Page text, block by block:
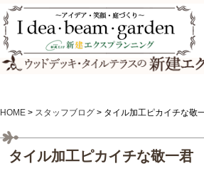
HOME > スタッフブログ > タイル加工ピカイチな敬
タイル加工ピカイチな敬一君